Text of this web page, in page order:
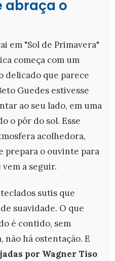
abraça o
em "Sol de Primavera"
começa com um
delicado que parece
Guedes estivesse
ao seu lado, em uma
o pôr do sol. Esse
acolhedora,
prepara o ouvinte para
a seguir.
sutis que
suavidade. O que
é contido, sem
não há ostentação. E
por Wagner Tiso